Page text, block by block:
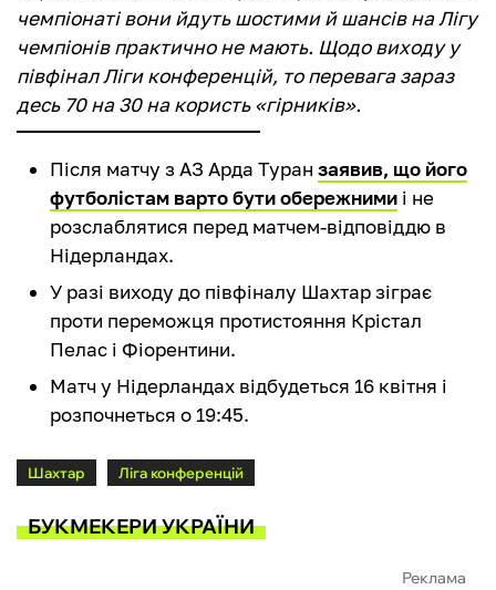
чемпіонаті вони йдуть шостими й шансів на Лігу
чемпіонів практично не мають. Щодо виходу у
півфінал Ліги конференцій, то перевага зараз
десь 70 на 30 на користь «гірників».
Після матчу з АЗ Арда Туран заявив, що його
футболістам варто бути обережними і не
розслаблятися перед матчем-відповіддю в
Нідерландах.
У разі виходу до півфіналу Шахтар зіграє
проти переможця протистояння Крістал
Пелас і Фіорентини.
Матч у Нідерландах відбудеться 16 квітня і
розпочнеться о 19:45.
Шахтар Ліга конференцій
БУКМЕКЕРИ УКРАЇНИ
Реклама